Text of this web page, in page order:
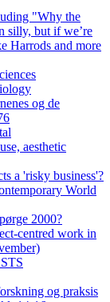
"Why the
silly, but if we’re
Harrods and more
og de
aesthetic
a 'risky business'?
World
2000?
centred work in
og praksis